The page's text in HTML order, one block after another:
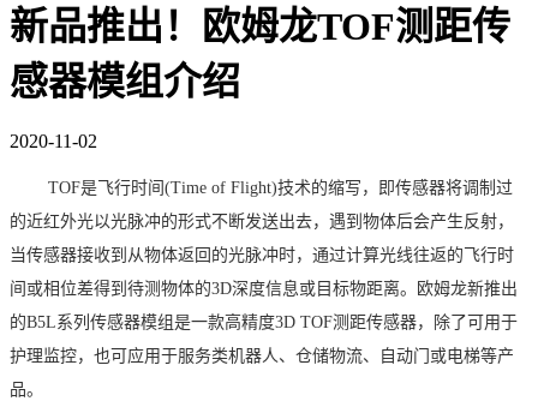
新品推出！欧姆龙TOF测距传
感器模组介绍
2020-11-02
TOF是飞行时间(Time of Flight)技术的缩写，即传感器将调制过
的近红外光以光脉冲的形式不断发送出去，遇到物体后会产生反射，
当传感器接收到从物体返回的光脉冲时，通过计算光线往返的飞行时
间或相位差得到待测物体的3D深度信息或目标物距离。欧姆龙新推出
的B5L系列传感器模组是一款高精度3D TOF测距传感器，除了可用于
护理监控，也可应用于服务类机器人、仓储物流、自动门或电梯等产
品。